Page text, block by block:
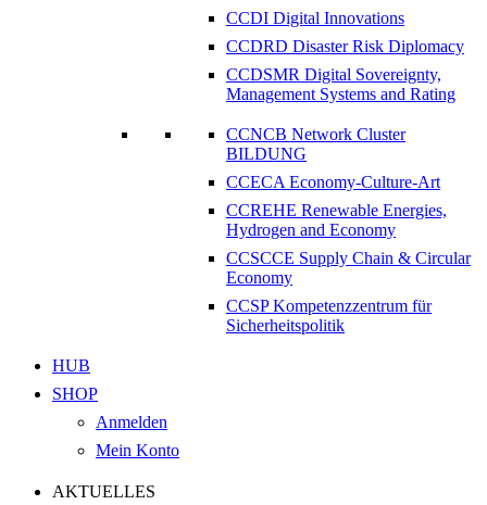
CCDI Digital Innovations
CCDRD Disaster Risk Diplomacy
CCDSMR Digital Sovereignty,
Management Systems and Rating
CCNCB Network Cluster
BILDUNG
CCECA Economy-Culture-Art
CCREHE Renewable Energies,
Hydrogen and Economy
CCSCCE Supply Chain & Circular
Economy
CCSP Kompetenzzentrum für
Sicherheitspolitik
HUB
SHOP
Anmelden
Mein Konto
AKTUELLES